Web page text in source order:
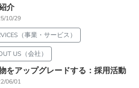
介
10/29
（事業・サービス）
US（会社）
をアップグレードする：採用活動
06/01